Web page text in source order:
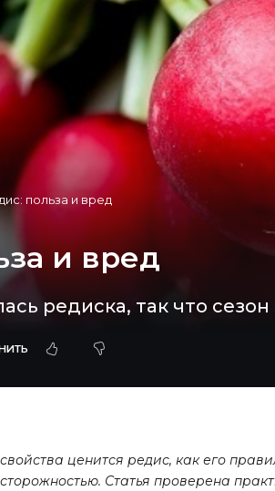
польза и вред
и вред
редиска, так что
ценится редис, как его
Статья проверена